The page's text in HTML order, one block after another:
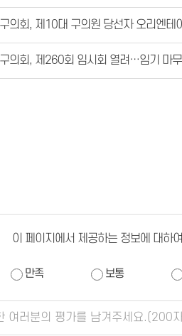
의회, 제10대 구의원 당선자 오리엔테
의회, 제260회 임시회 열려…임기 마
이 페이지에서 제공하는 정보에 대하
만족 보통